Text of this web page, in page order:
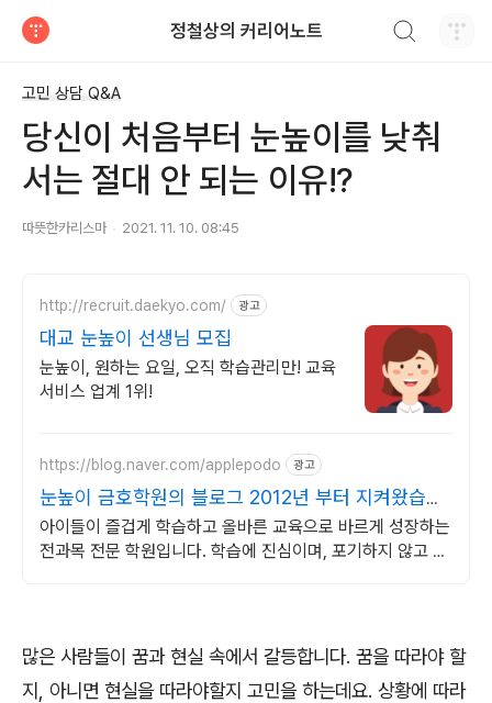
정철상의 커리어노트
고민 상담 Q&A
당신이 처음부터 눈높이를 낮춰
서는 절대 안 되는 이유!?
따뜻한카리스마 2021. 11. 10. 08:45
http://recruit.daekyo.com/ 광고
대교 눈높이 선생님 모집
눈높이, 원하는 요일, 오직 학습관리만! 교육
서비스 업계 1위!
https://blog.naver.com/applepodo 광고
눈높이 금호학원의 블로그 2012년 부터 지켜왔습니
다
아이들이 즐겁게 학습하고 올바른 교육으로 바르게 성장하는
전과목 전문 학원입니다. 학습에 진심이며, 포기하지 않고 끌
많은 사람들이 꿈과 현실 속에서 갈등합니다. 꿈을 따라야 할
지
아니면 현실을 따라야할지 고민을 하는데요. 상황에 따라